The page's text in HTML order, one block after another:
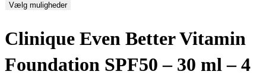
pris
405,00 kr.. 302,25 kr..
Vælg muligheder
Clinique Even Better Vitamin
Foundation SPF50 – 30 ml – 4